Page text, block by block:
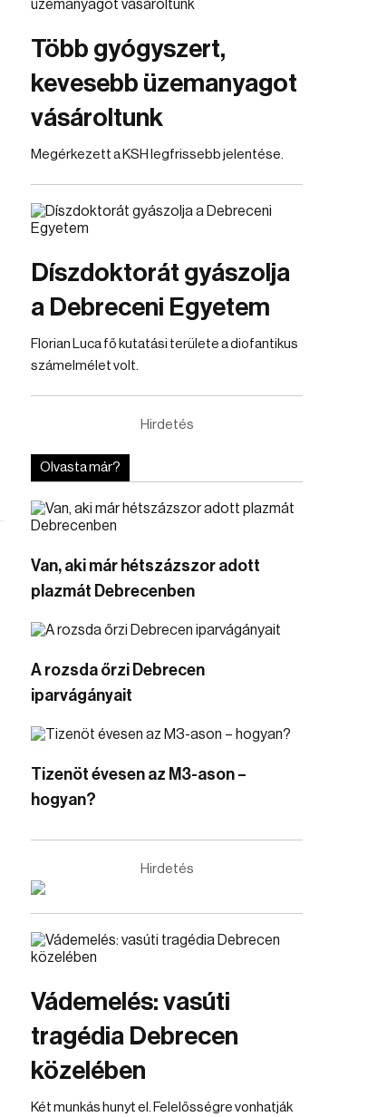
Több gyógyszert,
kevesebb üzemanyagot
vásároltunk
Megérkezett a KSH legfrissebb jelentése.
Díszdoktorát gyászolja
a Debreceni Egyetem
Florian Luca fő kutatási területe a diofantikus
számelmélet volt.
Hirdetés
Olvasta már?
Van, aki már hétszázszor adott
plazmát Debrecenben
A rozsda őrzi Debrecen
iparvágányait
Tizenöt évesen az M3-ason –
hogyan?
Hirdetés
Vádemelés: vasúti
tragédia Debrecen
közelében
Két munkás hunyt el. Felelősségre vonhatják